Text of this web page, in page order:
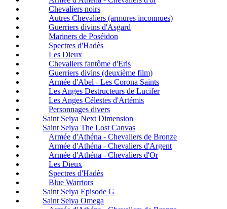
Chevaliers noirs
Autres Chevaliers (armures inconnues)
Guerriers divins d'Asgard
Mariners de Poséidon
Spectres d'Hadès
Les Dieux
Chevaliers fantôme d'Eris
Guerriers divins (deuxième film)
Armée d'Abel - Les Corona Saints
Les Anges Destructeurs de Lucifer
Les Anges Célestes d'Artémis
Personnages divers
Saint Seiya Next Dimension
Saint Seiya The Lost Canvas
Armée d'Athéna - Chevaliers de Bronze
Armée d'Athéna - Chevaliers d'Argent
Armée d'Athéna - Chevaliers d'Or
Les Dieux
Spectres d'Hadès
Blue Warriors
Saint Seiya Episode G
Saint Seiya Omega